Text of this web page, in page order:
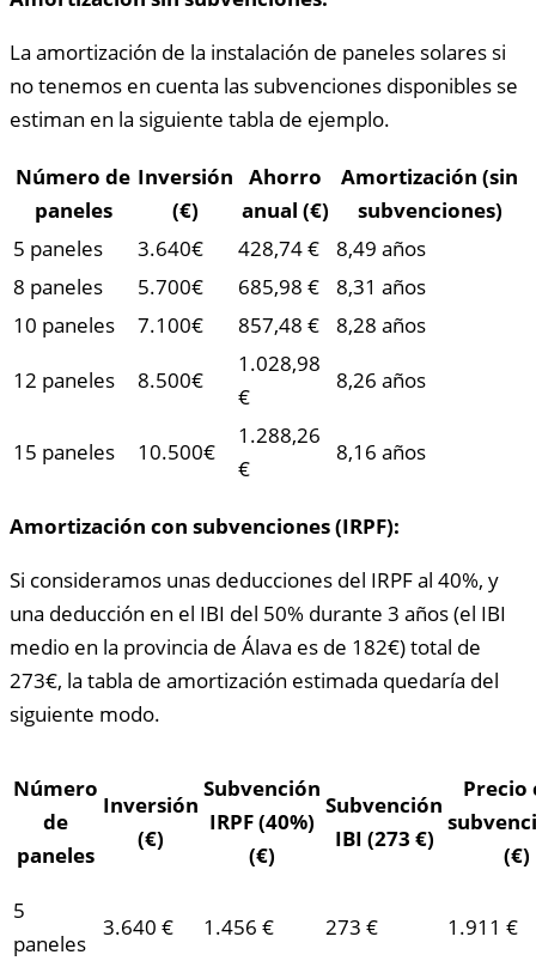
La amortización de la instalación de paneles solares si
no tenemos en cuenta las subvenciones disponibles se
estiman en la siguiente tabla de ejemplo.
Número de
paneles
Inversión
(€)
Ahorro
anual (€)
Amortización (sin
subvenciones)
5 paneles
3.640€ 428,74 €
8,49 años
8 paneles
5.700€ 685,98 €
8,31 años
10 paneles
7.100€ 857,48 €
8,28 años
12 paneles
8.500€
1.028,98
€
8,26 años
15 paneles 10.500€
1.288,26
€
8,16 años
Amortización con subvenciones (IRPF):
Si consideramos unas deducciones del IRPF al 40%, y
una deducción en el IBI del 50% durante 3 años (el IBI
medio en la provincia de Álava es de 182€) total de
273€, la tabla de amortización estimada quedaría del
siguiente modo.
Número
de
paneles
Inversión
(€)
Subvención
IRPF (40%)
(€)
Subvención
IBI (273 €)
Precio
(€)
5
paneles
3.640 € 1.456 € 273 €
1.911 €